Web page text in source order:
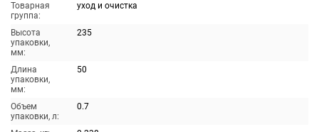
Товарная
группа:
уход и очистка
Высота
упаковки,
мм:
235
Длина
упаковки,
мм:
50
Объем
упаковки, л:
0.7